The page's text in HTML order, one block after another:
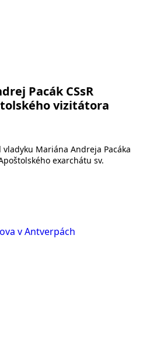
Pacák CSsR
vizitátora
vladyku Mariána Andreja Pacáka
exarchátu sv.